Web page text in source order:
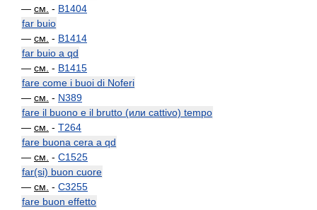
— см. - B1404
far buio
— см. - B1414
far buio a qd
— см. - B1415
fare come i buoi di Noferi
— см. - N389
fare il buono e il brutto (или cattivo) tempo
— см. - T264
fare buona cera a qd
— см. - C1525
far(si) buon cuore
— см. - C3255
fare buon effetto